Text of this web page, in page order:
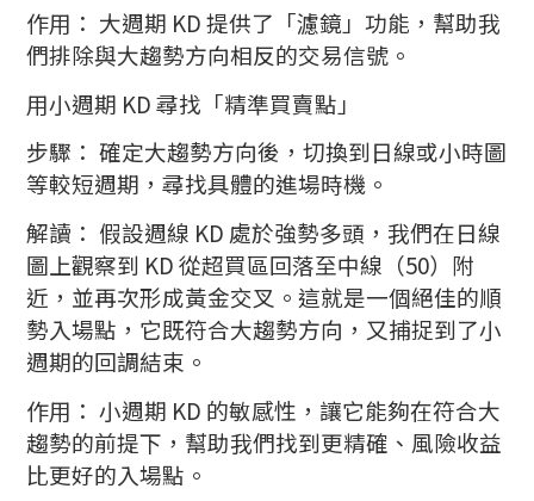
作用： 大週期 KD 提供了「濾鏡」功能，幫助我
們排除與大趨勢方向相反的交易信號。
用小週期 KD 尋找「精準買賣點」
步驟： 確定大趨勢方向後，切換到日線或小時圖
等較短週期，尋找具體的進場時機。
解讀： 假設週線 KD 處於強勢多頭，我們在日線
圖上觀察到 KD 從超買區回落至中線（50）附
近，並再次形成黃金交叉。這就是一個絕佳的順
勢入場點，它既符合大趨勢方向，又捕捉到了小
週期的回調結束。
作用： 小週期 KD 的敏感性，讓它能夠在符合大
趨勢的前提下，幫助我們找到更精確、風險收益
比更好的入場點。